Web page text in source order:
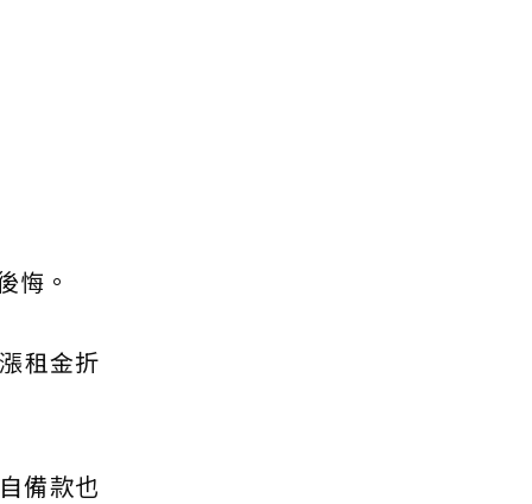
悔。
租金折
備款也